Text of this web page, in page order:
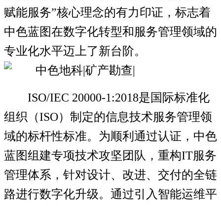
赋能服务”核心理念的有力印证 ，标志着
中色蓝图在数字化转型和服务管理领域的
专业化水平迈上了新台阶。
ISO/IEC 20000-1:2018是国际标准化
组织（ISO）制定的信息技术服务管理领
域的标杆性标准。为顺利通过认证，中色
蓝图组建专项技术攻坚团队，重构IT服务
管理体系， 针对设计、改进、 交付的全链
路进行数字化升级。通过引入智能运维平